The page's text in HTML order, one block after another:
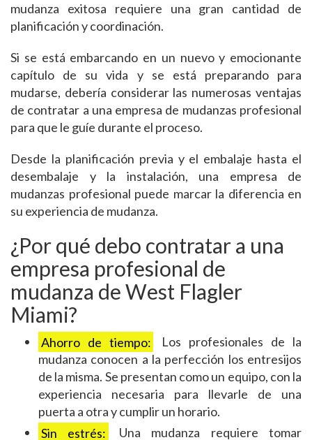
mudanza exitosa requiere una gran cantidad de
planificación y coordinación.
Si se está embarcando en un nuevo y emocionante
capítulo de su vida y se está preparando para
mudarse, debería considerar las numerosas ventajas
de contratar a una empresa de mudanzas profesional
para que le guíe durante el proceso.
Desde la planificación previa y el embalaje hasta el
desembalaje y la instalación, una empresa de
mudanzas profesional puede marcar la diferencia en
su experiencia de mudanza.
¿Por qué debo contratar a una
empresa profesional de
mudanza de West Flagler
Miami?
Ahorro de tiempo:
Los profesionales de la
mudanza conocen a la perfección los entresijos
de la misma. Se presentan como un equipo, con la
experiencia necesaria para llevarle de una
puerta a otra y cumplir un horario.
Sin estrés:
Una mudanza requiere tomar